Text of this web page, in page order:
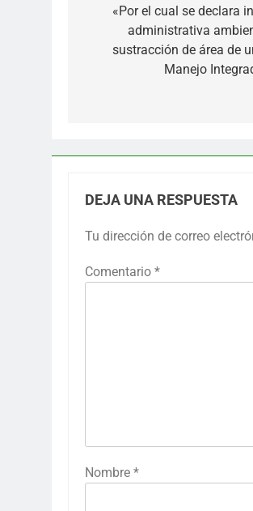
entradas
«Por el cual se declara
administrativa
sustracción de área de
Manejo
DEJA UNA RESPUESTA
Tu dirección de correo
Comentario *
Nombre *